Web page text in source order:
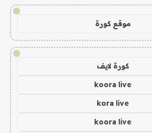
!
موقع كورة
!
كورة لايف
koora live
kora live
koora live